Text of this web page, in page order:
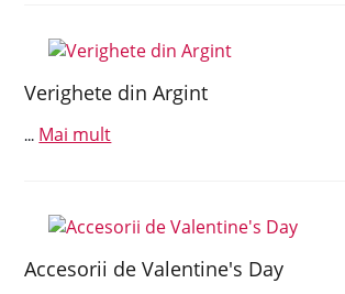
Verighete din Argint
... Mai mult
Accesorii de Valentine's Day